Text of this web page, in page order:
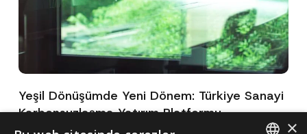
Yeşil Dönüşümde Yeni Dönem: Türkiye Sanayi
Karbonsuzlaşma Yatırım Platformu
Oluşturuldu
×